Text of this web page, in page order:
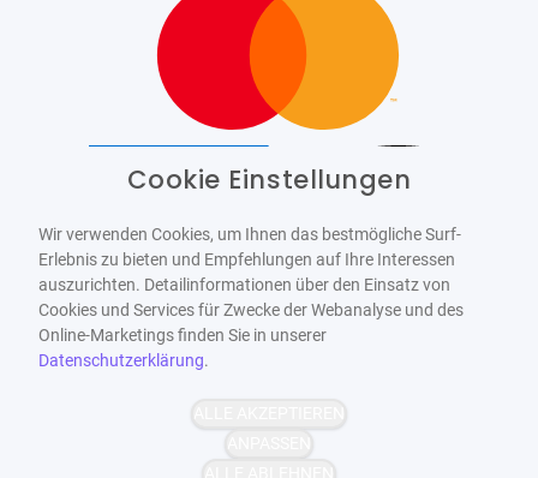
WCAG-2.1-AA
Cookie Einstellungen
Wir verwenden Cookies, um Ihnen das bestmögliche Surf-
Erlebnis zu bieten und Empfehlungen auf Ihre Interessen
auszurichten. Detailinformationen über den Einsatz von
Cookies und Services für Zwecke der Webanalyse und des
Online-Marketings finden Sie in unserer
Datenschutzerklärung.
ALLE AKZEPTIEREN
ANPASSEN
ALLE ABLEHNEN